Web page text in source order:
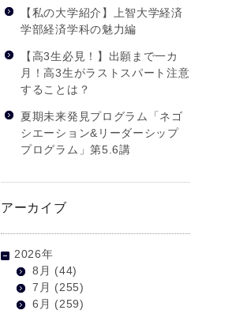
【私の大学紹介】上智大学経済
学部経済学科の魅力編
【高3生必見！】出願まで一カ
月！高3生がラストスパート注意
することは？
夏期未来発見プログラム「ネゴ
シエーション&リーダーシップ
プログラム」第5.6講
アーカイブ
2026年
8月 (44)
7月 (255)
6月 (259)